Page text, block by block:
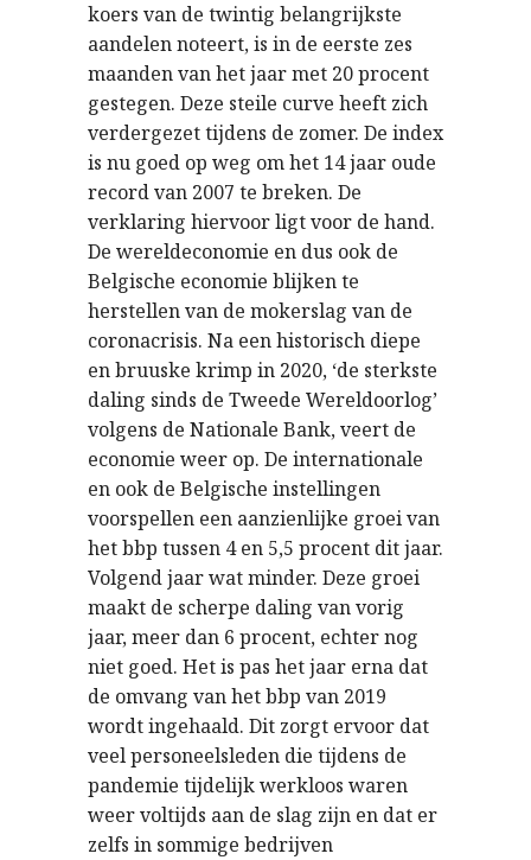
koers van de twintig belangrijkste
aandelen noteert, is in de eerste zes
maanden van het jaar met 20 procent
gestegen. Deze steile curve heeft zich
verdergezet tijdens de zomer. De index
is nu goed op weg om het 14 jaar oude
record van 2007 te breken. De
verklaring hiervoor ligt voor de hand.
De wereldeconomie en dus ook de
Belgische economie blijken te
herstellen van de mokerslag van de
coronacrisis. Na een historisch diepe
en bruuske krimp in 2020, ‘de sterkste
daling sinds de Tweede Wereldoorlog’
volgens de Nationale Bank, veert de
economie weer op. De internationale
en ook de Belgische instellingen
voorspellen een aanzienlijke groei van
het bbp tussen 4 en 5,5 procent dit jaar.
Volgend jaar wat minder. Deze groei
maakt de scherpe daling van vorig
jaar, meer dan 6 procent, echter nog
niet goed. Het is pas het jaar erna dat
de omvang van het bbp van 2019
wordt ingehaald. Dit zorgt ervoor dat
veel personeelsleden die tijdens de
pandemie tijdelijk werkloos waren
weer voltijds aan de slag zijn en dat er
zelfs in sommige bedrijven